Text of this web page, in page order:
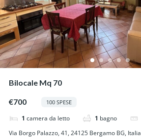
Bilocale Mq 70
€700 100 SPESE
1 camera da letto 1 bagno
Via Borgo Palazzo, 41, 24125 Bergamo BG, Italia